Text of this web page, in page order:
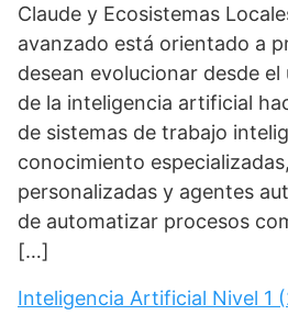
Claude y Ecosistemas
avanzado está orientado a
desean evolucionar desde
de la inteligencia artificial
de sistemas de trabajo
conocimiento
personalizadas y agentes
de automatizar procesos
[…]
Inteligencia Artificial Nivel 1